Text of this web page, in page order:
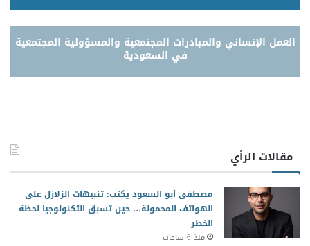
العمل الإنساني والمبادرات المجتمعية والمسؤولية المجتمعية
في السعودية
مقالات الرأي
مصطفى أبو السعود يكتب: تنبيهات الزلازل على
الهواتف المحمولة… حين تسبق التكنولوجيا لحظة
الخطر
منذ 6 ساعات